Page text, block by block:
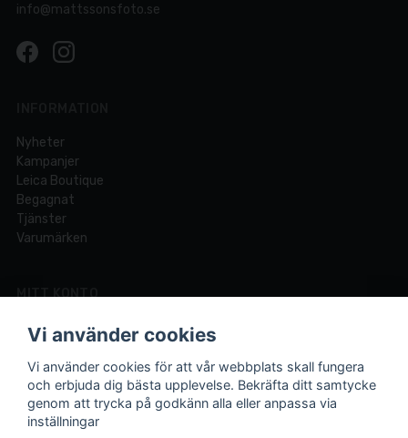
info@mattssonsfoto.se
Nyheter
Kampanjer
Leica Boutique
Begagnat
Tjänster
Varumärken
MITT KONTO
Logga in
Registrera dig
Glömt lösenord?
Vi använder cookies
Vi använder cookies för att vår webbplats skall fungera
och erbjuda dig bästa upplevelse. Bekräfta ditt samtycke
genom att trycka på godkänn alla eller anpassa via
inställningar